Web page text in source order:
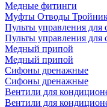
Медные фитинги
Муфты Отводы
Пульты управления для
Пульты управления для
Медный припой
Медный припой
Сифоны дренажные
Сифоны дренажные
Вентили для
Вентили для